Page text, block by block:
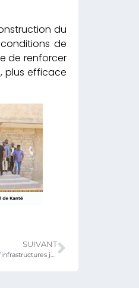
du
de
de renforcer
plus efficace
SUIVANT
Lancement d’un ambitieux programme de construction d’infrastructures judiciaires et pénitentiaires dans la région des Savanes